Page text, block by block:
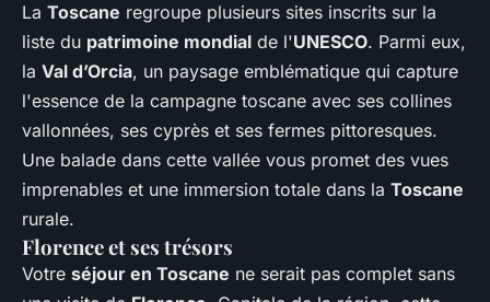
La Toscane regroupe plusieurs sites inscrits sur la
liste du patrimoine mondial de l'UNESCO. Parmi eux,
la Val d’Orcia, un paysage emblématique qui capture
l'essence de la campagne toscane avec ses collines
vallonnées, ses cyprès et ses fermes pittoresques.
Une balade dans cette vallée vous promet des vues
imprenables et une immersion totale dans la Toscane
rurale.
Florence et ses trésors
Votre séjour en Toscane ne serait pas complet sans